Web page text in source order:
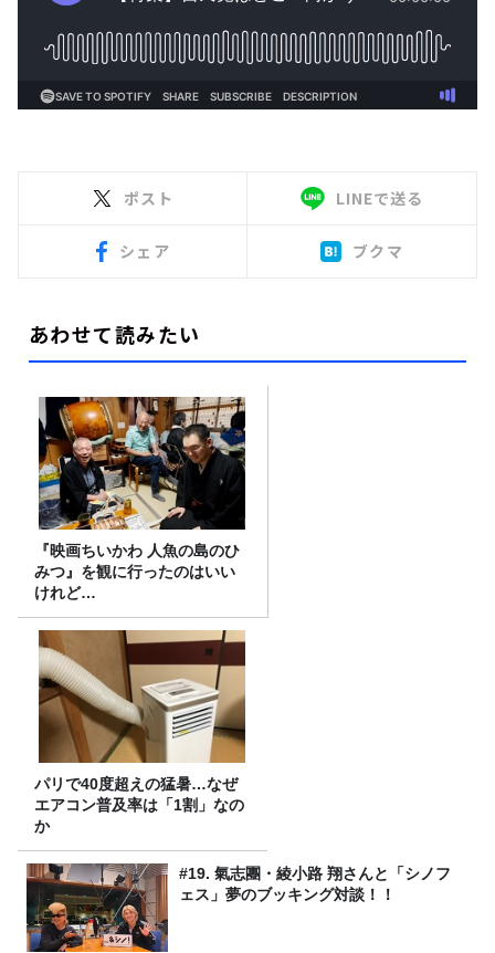
ポスト LINEで送る
シェア ブクマ
あわせて読みたい
『映画ちいかわ 人魚の島のひ
みつ』を観に行ったのはいい
けれど…
パリで40度超えの猛暑…なぜ
エアコン普及率は「1割」なの
か
#19. 氣志團・綾小路 翔さんと「シノフ
ェス」夢のブッキング対談！！